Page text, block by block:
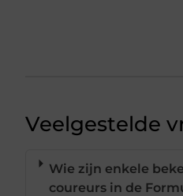
Veelgestelde
Wie zijn enkele
coureurs in de